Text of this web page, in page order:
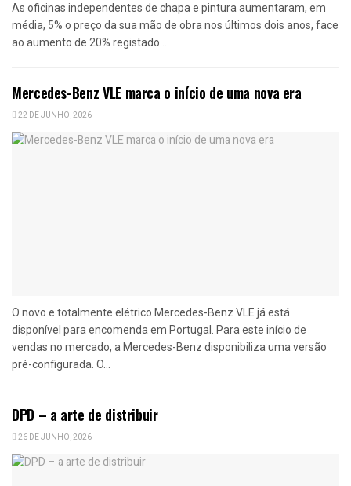
As oficinas independentes de chapa e pintura aumentaram, em
média, 5% o preço da sua mão de obra nos últimos dois anos, face
ao aumento de 20% registado...
Mercedes-Benz VLE marca o início de uma nova era
22 DE JUNHO, 2026
O novo e totalmente elétrico Mercedes-Benz VLE já está
disponível para encomenda em Portugal. Para este início de
vendas no mercado, a Mercedes-Benz disponibiliza uma versão
pré-configurada. O...
DPD – a arte de distribuir
26 DE JUNHO, 2026